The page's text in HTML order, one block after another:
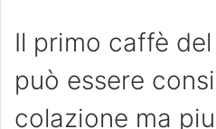
Il primo caffè
può essere
colazione ma